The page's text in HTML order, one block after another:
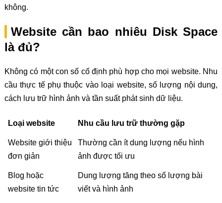
không.
Website cần bao nhiêu Disk Space
là đủ?
Không có một con số cố định phù hợp cho mọi website. Nhu
cầu thực tế phụ thuộc vào loại website, số lượng nội dung,
cách lưu trữ hình ảnh và tần suất phát sinh dữ liệu.
Loại website Nhu cầu lưu trữ thường gặp
Website giới thiệu
đơn giản
Thường cần ít dung lượng nếu hình
ảnh được tối ưu
Blog hoặc
website tin tức
Dung lượng tăng theo số lượng bài
viết và hình ảnh